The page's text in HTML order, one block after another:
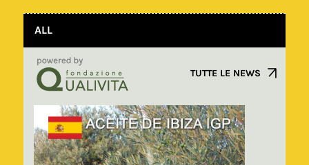
ALL
TUTTE LE NEWS